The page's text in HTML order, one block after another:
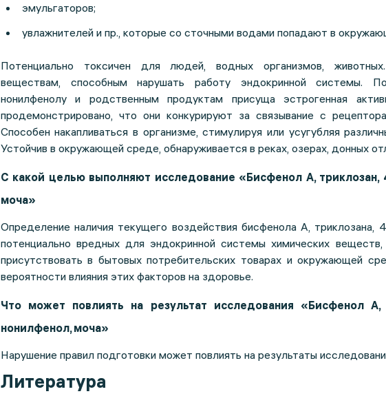
эмульгаторов;
увлажнителей и пр., которые со сточными водами попадают в
Потенциально токсичен для людей, водных организмов,
веществам, способным нарушать работу эндокринной системы.
нонилфенолу и родственным продуктам присуща эстрогенная
продемонстрировано, что они конкурируют за связывание с
Способен накапливаться в организме, стимулируя или усугубляя
Устойчив в окружающей среде, обнаруживается в реках, озерах, донных
С какой целью выполняют исследование «Бисфенол А, триклозан,
моча»
Определение наличия текущего воздействия бисфенола А, триклозана,
потенциально вредных для эндокринной системы химических
присутствовать в бытовых потребительских товарах и окружающей
вероятности влияния этих факторов на здоровье.
Что может повлиять на результат исследования «Бисфенол А,
нонилфенол, моча»
Нарушение правил подготовки может повлиять на результаты
Литература